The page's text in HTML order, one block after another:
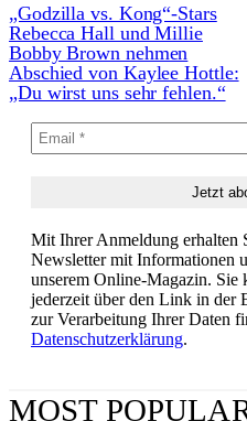
„Godzilla vs. Kong“-Stars
Rebecca Hall und Millie
Bobby Brown nehmen
Abschied von Kaylee Hottle:
„Du wirst uns sehr fehlen.“
Mit Ihrer Anmeldung erhalten
Newsletter mit Informationen
unserem Online-Magazin. Sie
jederzeit über den Link in der
zur Verarbeitung Ihrer Daten
Datenschutzerklärung.
MOST